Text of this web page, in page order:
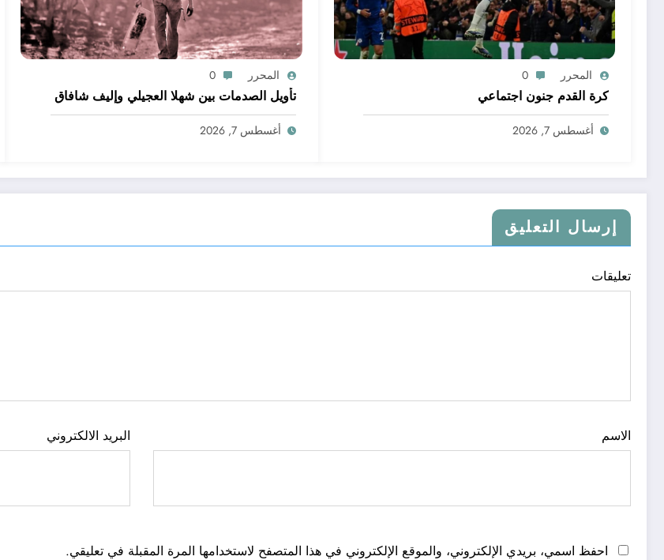
المحرر 0
كرة القدم جنون اجتماعي
أغسطس 7, 2026
المحرر 0
تأويل الصدمات بين شهلا العجيلي وإليف شافاق
أغسطس 7, 2026
إرسال التعليق
تعليقات
الاسم البريد الالكتروني
احفظ اسمي، بريدي الإلكتروني، والموقع الإلكتروني في هذا المتصفح لاستخدامها المرة المقبلة في تعليقي.